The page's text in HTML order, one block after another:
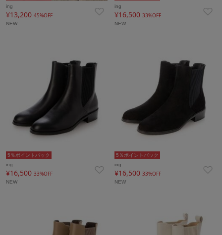
ing
¥13,200 45%OFF
NEW
ing
¥16,500 33%OFF
NEW
5％ポイントバック
ing
¥16,500 33%OFF
NEW
5％ポイントバック
ing
¥16,50033%OFF
NEW